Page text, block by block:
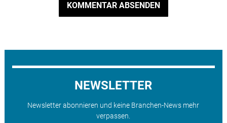
KOMMENTAR ABSENDEN
NEWSLETTER
Newsletter abonnieren und keine Branchen-News mehr
verpassen.